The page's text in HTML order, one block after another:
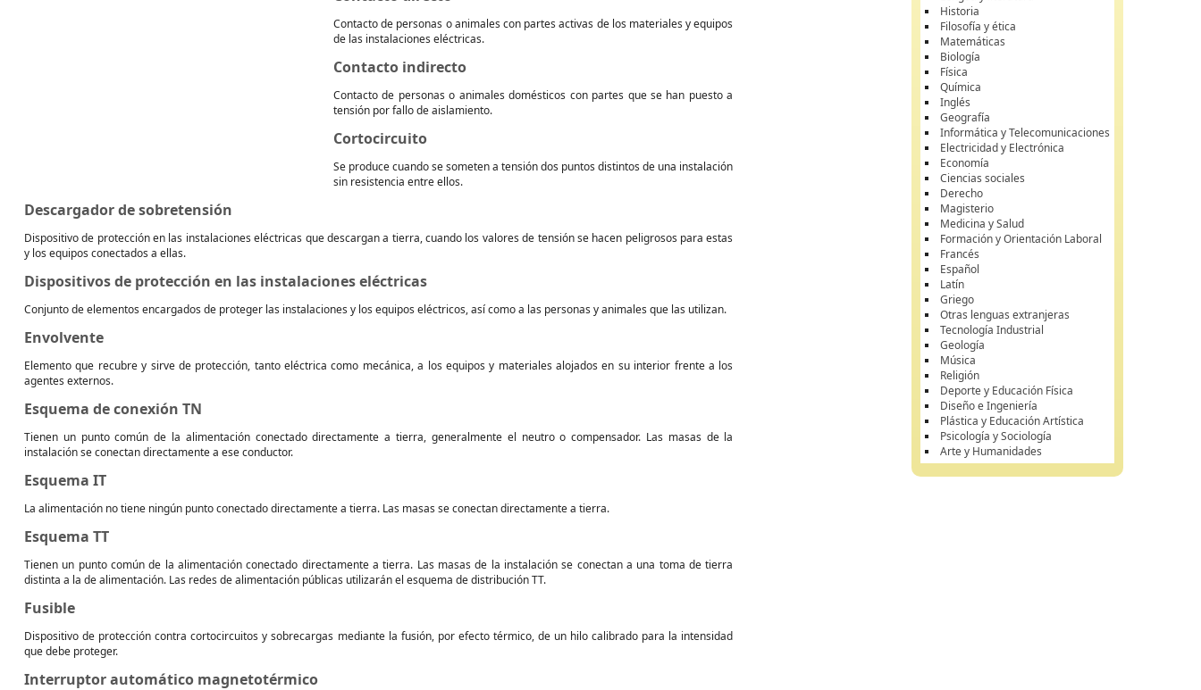
Contacto de personas o animales con partes activas de los materiales y equipos
de las instalaciones eléctricas.
Contacto indirecto
Contacto de personas o animales domésticos con partes que se han puesto a
tensión por fallo de aislamiento.
Cortocircuito
Se produce cuando se someten a tensión dos puntos distintos de una instalación
sin resistencia entre ellos.
Descargador de sobretensión
Dispositivo de protección en las instalaciones eléctricas que descargan a tierra, cuando los valores de tensión se hacen peligrosos para estas
y los equipos conectados a ellas.
Dispositivos de protección en las instalaciones eléctricas
Conjunto de elementos encargados de proteger las instalaciones y los equipos eléctricos, así como a las personas y animales que las utilizan.
Envolvente
Elemento que recubre y sirve de protección, tanto eléctrica como mecánica, a los equipos y materiales alojados en su interior frente a los
agentes externos.
Esquema de conexión TN
Tienen un punto común de la alimentación conectado directamente a tierra, generalmente el neutro o compensador. Las masas de la
instalación se conectan directamente a ese conductor.
Esquema IT
La alimentación no tiene ningún punto conectado directamente a tierra. Las masas se conectan directamente a tierra.
Esquema TT
Tienen un punto común de la alimentación conectado directamente a tierra. Las masas de la instalación se conectan a una toma de tierra
distinta a la de alimentación. Las redes de alimentación públicas utilizarán el esquema de distribución TT.
Fusible
Dispositivo de protección contra cortocircuitos y sobrecargas mediante la fusión, por efecto térmico, de un hilo calibrado para la intensidad
que debe proteger.
Interruptor automático magnetotérmico
Historia
Filosofía y ética
Matemáticas
Biología
Física
Química
Inglés
Geografía
Informática y Telecomunicaciones
Electricidad y Electrónica
Economía
Ciencias sociales
Derecho
Magisterio
Medicina y Salud
Formación y Orientación Laboral
Francés
Español
Latín
Griego
Otras lenguas extranjeras
Tecnología Industrial
Geología
Música
Religión
Deporte y Educación Física
Diseño e Ingeniería
Plástica y Educación Artística
Psicología y Sociología
Arte y Humanidades